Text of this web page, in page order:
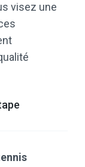
visez une